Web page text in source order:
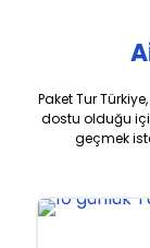
Paket Tur
dostu olduğu
geçmek